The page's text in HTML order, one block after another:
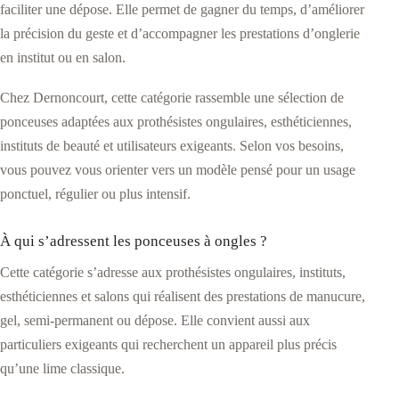
faciliter une dépose. Elle permet de gagner du temps, d’améliorer
la précision du geste et d’accompagner les prestations d’onglerie
en institut ou en salon.
Chez Dernoncourt, cette catégorie rassemble une sélection de
ponceuses adaptées aux prothésistes ongulaires, esthéticiennes,
instituts de beauté et utilisateurs exigeants. Selon vos besoins,
vous pouvez vous orienter vers un modèle pensé pour un usage
ponctuel, régulier ou plus intensif.
À qui s’adressent les ponceuses à ongles ?
Cette catégorie s’adresse aux prothésistes ongulaires, instituts,
esthéticiennes et salons qui réalisent des prestations de manucure,
gel, semi-permanent ou dépose. Elle convient aussi aux
particuliers exigeants qui recherchent un appareil plus précis
qu’une lime classique.